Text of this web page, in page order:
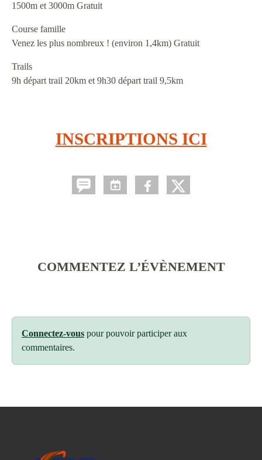
1500m et 3000m Gratuit
Course famille
Venez les plus nombreux ! (environ 1,4km) Gratuit
Trails
9h départ trail 20km et 9h30 départ trail 9,5km
INSCRIPTIONS ICI
COMMENTEZ L’ÉVÈNEMENT
Connectez-vous pour pouvoir participer aux
commentaires.